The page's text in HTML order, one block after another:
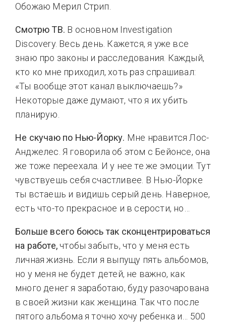
Обожаю Мерил Стрип.
Смотрю ТВ. В основном Investigation
Discovery. Весь день. Кажется, я уже все
знаю про законы и расследования. Каждый,
кто ко мне приходил, хоть раз спрашивал:
«Ты вообще этот канал выключаешь?»
Некоторые даже думают, что я их убить
планирую.
Не скучаю по Нью-Йорку. Мне нравится Лос-
Анджелес. Я говорила об этом с Бейонсе, она
же тоже переехала. И у нее те же эмоции. Тут
чувствуешь себя счастливее. В Нью-Йорке
ты встаешь и видишь серый день. Наверное,
есть что-то прекрасное и в серости, но…
Больше всего боюсь так сконцентрироваться
на работе,чтобы забыть, что у меня есть
личная жизнь. Если я выпущу пять альбомов,
но у меня не будет детей, не важно, как
много денег я заработаю, буду разочарована
в своей жизни как женщина. Так что после
пятого альбома я точно хочу ребенка и… 500